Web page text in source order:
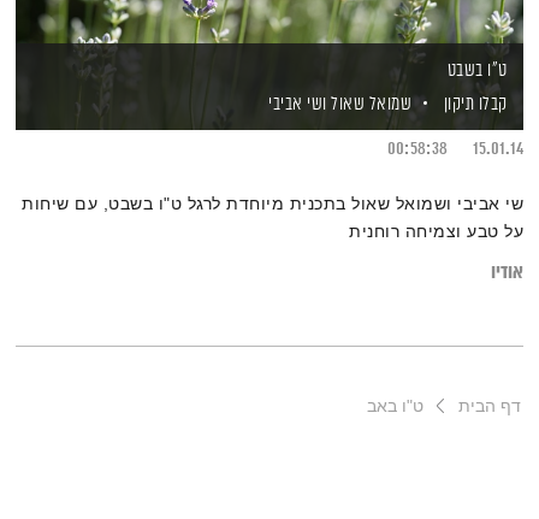
ט"ו בשבט
קבלו תיקון
שמואל שאול ושי אביבי
15.01.14
00:58:38
שי אביבי ושמואל שאול בתכנית מיוחדת לרגל ט"ו בשבט, עם שיחות
על טבע וצמיחה רוחנית
אודיו
דף הבית ט"ו באב